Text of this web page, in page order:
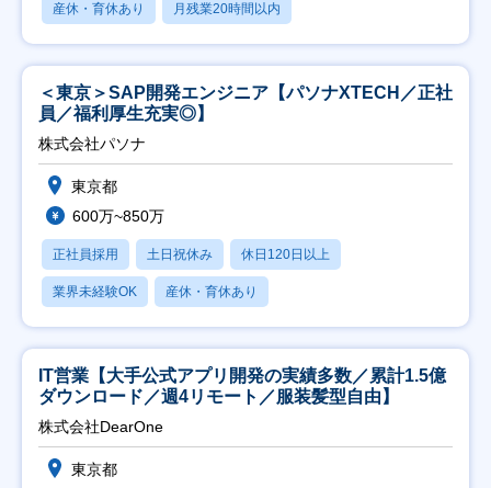
産休・育休あり 月残業20時間以内
＜東京＞SAP開発エンジニア【パソナXTECH／正社
員／福利厚生充実◎】
株式会社パソナ
東京都
600万~850万
正社員採用 土日祝休み 休日120日以上
業界未経験OK 産休・育休あり
IT営業【大手公式アプリ開発の実績多数／累計1.5億
ダウンロード／週4リモート／服装髪型自由】
株式会社DearOne
東京都